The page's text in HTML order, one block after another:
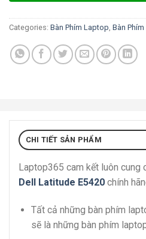
Categories: Bàn Phím Laptop, Bàn Phím
CHI TIẾT SẢN PHẨM
Laptop365 cam kết luôn cung
Dell Latitude E5420 chính
Tất cả những bàn phím
sẽ là những bàn phím